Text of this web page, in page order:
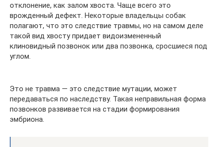
отклонение, как залом хвоста. Чаще всего это
врожденный дефект. Некоторые владельцы собак
полагают, что это следствие травмы, но на самом деле
такой вид хвосту придает видоизмененный
клиновидный позвонок или два позвонка, сросшиеся под
углом.
Это не травма — это следствие мутации, может
передаваться по наследству. Такая неправильная форма
позвонков развивается на стадии формирования
эмбриона.